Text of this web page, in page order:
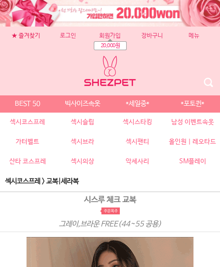
★ 즐겨찾기 로그인 회원가입
20,000원
장바구니 메뉴
BEST 50 빅사이즈속옷 *세일중* *포토퀸*
섹시코스프레 섹시슬립 섹시스타킹 남성 이벤트속옷
가터벨트 섹시브라 섹시팬티 올인원 | 레오타드
산타 코스프레 섹시의상 악세사리 SM플레이
섹시코스프레 >교복|세라복
시스루 체크 교복
그레이,브라운 FREE(44~55 공용)